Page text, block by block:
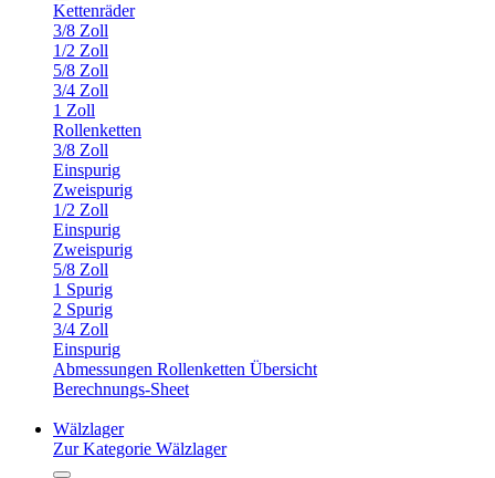
Kettenräder
3/8 Zoll
1/2 Zoll
5/8 Zoll
3/4 Zoll
1 Zoll
Rollenketten
3/8 Zoll
Einspurig
Zweispurig
1/2 Zoll
Einspurig
Zweispurig
5/8 Zoll
1 Spurig
2 Spurig
3/4 Zoll
Einspurig
Abmessungen Rollenketten Übersicht
Berechnungs-Sheet
Wälzlager
Zur Kategorie Wälzlager